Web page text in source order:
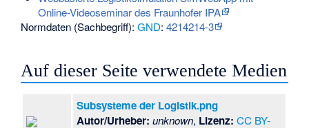
Online-Videoseminar des Fraunhofer IPA
Normdaten (Sachbegriff):GND:4214214-3
Auf dieser Seite verwendete Medien
Subsysteme der Logistik.png
Autor/Urheber: unknown, Lizenz: CC BY-